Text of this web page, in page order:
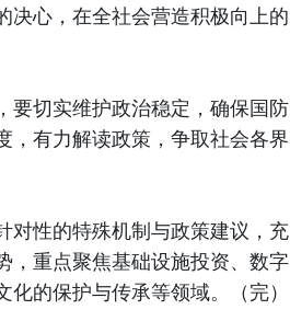
决心，在全社会营造积极向上的
要切实维护政治稳定，确保国防
，有力解读政策，争取社会各界
对性的特殊机制与政策建议，充
，重点聚焦基础设施投资、数字
的保护与传承等领域。（完）